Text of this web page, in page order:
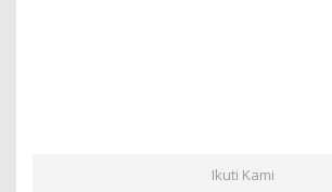
Ikuti Kami